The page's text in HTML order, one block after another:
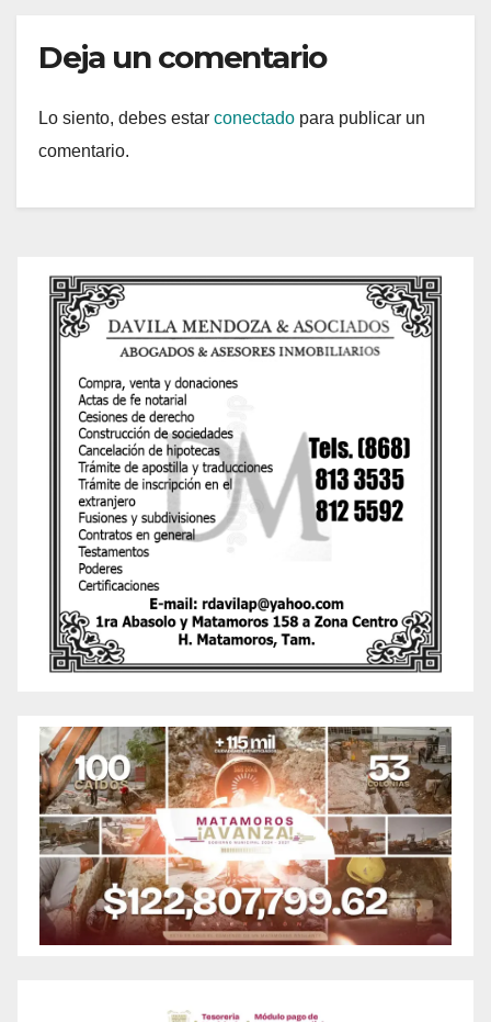
Deja un comentario
Lo siento, debes estar conectado para publicar un
comentario.